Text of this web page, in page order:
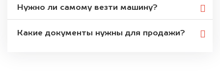
Нужно ли самому везти машину?
Какие документы нужны для продажи?